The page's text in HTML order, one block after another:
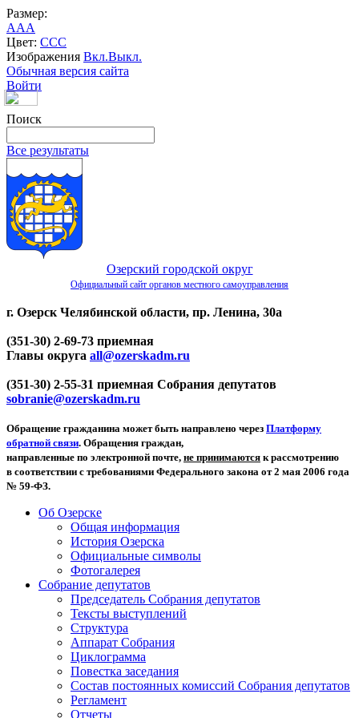
Размер:
AAA
Цвет: CCC
Изображения Вкл.Выкл.
Обычная версия сайта
Войти
Поиск
Все результаты
Озерский городской округ
Официальный сайт органов местного самоуправления
г. Озерск Челябинской области, пр. Ленина, 30а
(351-30) 2-69-73 приемная
Главы округа all@ozerskadm.ru
(351-30) 2-55-31 приемная Собрания депутатов
sobranie@ozerskadm.ru
Обращение гражданина может быть направлено через Платформу
обратной связи. Обращения граждан,
направленные по электронной почте, не принимаются к рассмотрению
в соответствии с требованиями Федерального закона от 2 мая 2006 года
№ 59-ФЗ.
Об Озерске
Общая информация
История Озерска
Официальные символы
Фотогалерея
Собрание депутатов
Председатель Собрания депутатов
Тексты выступлений
Структура
Аппарат Собрания
Циклограмма
Повестка заседания
Состав постоянных комиссий Собрания депутатов
Регламент
Отчеты